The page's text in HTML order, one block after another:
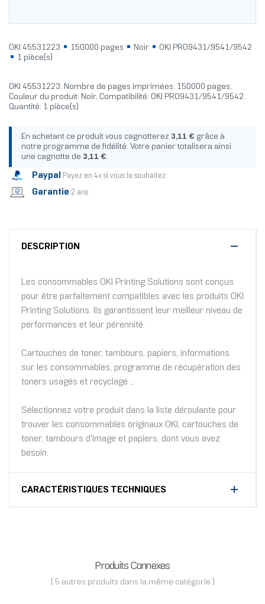
OKI 45531223 150000 pages Noir
OKI PRO9431/9541/9542
1 pièce(s)
OKI 45531223. Nombre de pages imprimées: 150000 pages,
Couleur du produit: Noir, Compatibilité: OKI PRO9431/9541/9542.
Quantité: 1 pièce(s)
En achetant ce produit vous cagnotterez 3,11 € grâce à
notre programme de fidélité. Votre panier totalisera ainsi
une cagnotte de 3,11 €.
Paypal Payez en 4x si vous le souhaitez
Garantie 2 ans
DESCRIPTION
Les consommables OKI Printing Solutions sont conçus
pour être parfaitement compatibles avec les produits OKI
Printing Solutions. Ils garantissent leur meilleur niveau de
performances et leur pérennité.
Cartouches de toner, tambours, papiers, informations
sur les consommables, programme de récupération des
toners usagés et recyclage ...
Sélectionnez votre produit dans la liste déroulante pour
trouver les consommables originaux OKI, cartouches de
toner, tambours d'image et papiers, dont vous avez
besoin.
CARACTÉRISTIQUES TECHNIQUES
Produits Connexes
( 5 autres produits dans la même catégorie )